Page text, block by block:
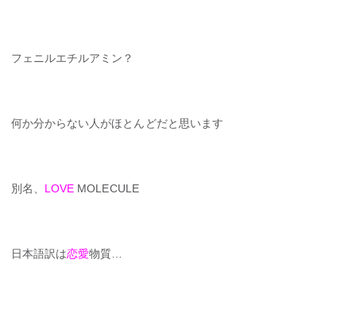
フェニルエチルアミン？
何か分からない人がほとんどだと思います
別名、 LOVE MOLECULE
日本語訳は恋愛物質…